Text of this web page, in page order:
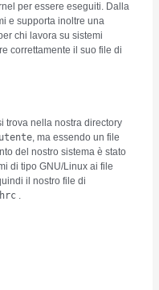
per essere eseguiti. Dalla
e supporta inoltre una
chi lavora su sistemi
correttamente il suo file di
trova nella nostra directory
, ma essendo un file
del nostro sistema è stato
di tipo GNU/Linux ai file
il nostro file di
.